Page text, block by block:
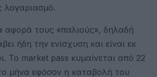
λογαριασμό.
τους «παλιούς», δηλαδή
ήδη την ενίσχυση και είναι εκ
Το market pass κυμαίνεται από 22
μήνα εφόσον η καταβολή του